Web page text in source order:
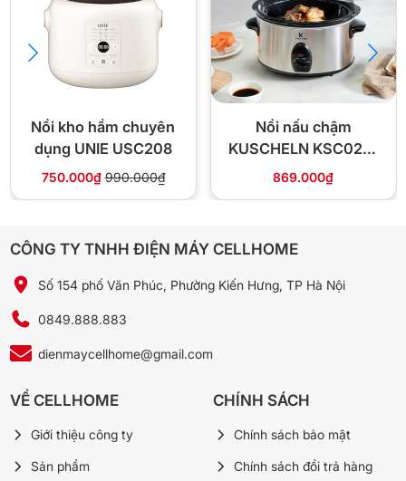
An toàn Tay cầm cách nhiệt
🏪 Vì sao mua tại Cellhome?
✅ Hàngchính hãng Joyoung
, xuất hóa đơn VAT đầy
đủ
🔄 Đổi trả miễn phí trong 10 ngày nếu lỗi sản xuất
720.000đ
-19%
Nồi kho hầm chuyên
dụng UNIE USC208
750.000₫ 990.000₫
Nồi nấu chậm
KUSCHELN KSC023-
02-3.5 3.5 lít
869.000₫
CÔNG TY TNHH ĐIỆN MÁY CELLHOME
Số 154 phố Văn Phúc, Phường Kiến Hưng, TP Hà Nội
0849.888.883
dienmaycellhome@gmail.com
VỀ CELLHOME
Giới thiệu công ty
Sản phẩm
CHÍNH SÁCH
Chính sách bảo mật
Chính sách đổi trả hàng